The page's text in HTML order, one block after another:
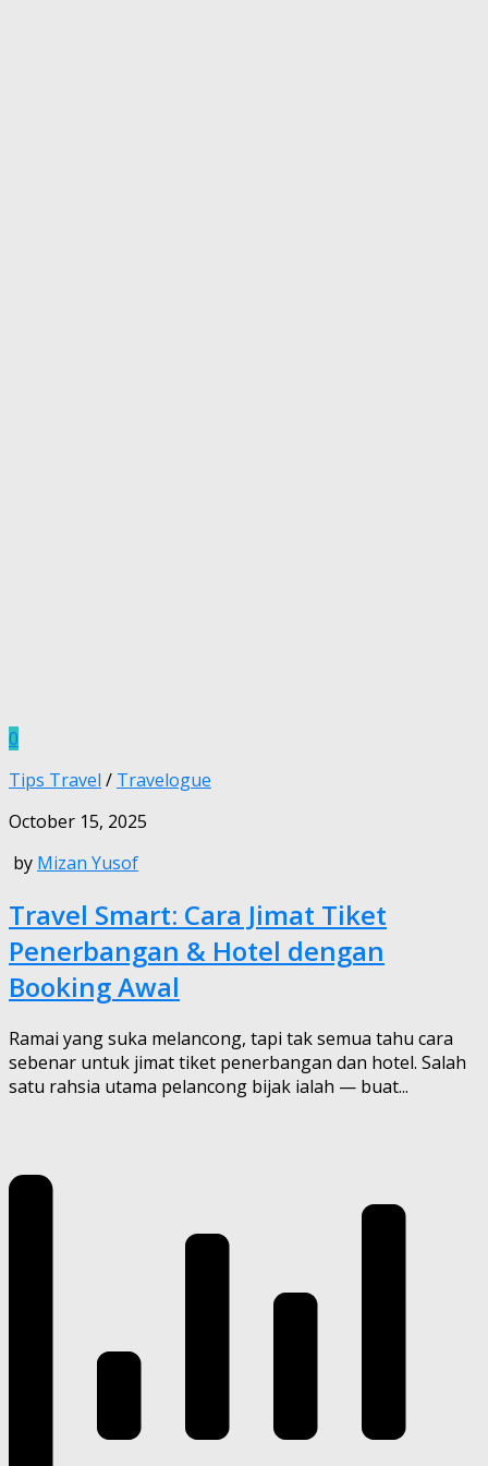
0
Tips Travel / Travelogue
October 15, 2025
by Mizan Yusof
Travel Smart: Cara Jimat Tiket
Penerbangan & Hotel dengan
Booking Awal
Ramai yang suka melancong, tapi tak semua tahu cara
sebenar untuk jimat tiket penerbangan dan hotel. Salah
satu rahsia utama pelancong bijak ialah — buat...